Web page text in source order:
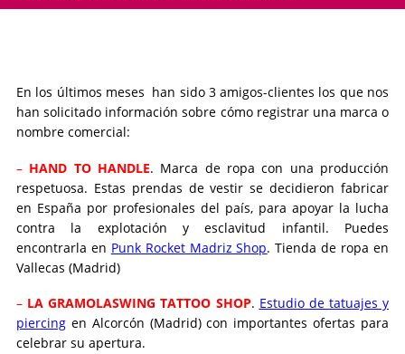
En los últimos meses han sido 3 amigos-clientes los que nos
han solicitado información sobre cómo registrar una marca o
nombre comercial:
– HAND TO HANDLE. Marca de ropa con una producción
respetuosa. Estas prendas de vestir se decidieron fabricar
en España por profesionales del país, para apoyar la lucha
contra la explotación y esclavitud infantil. Puedes
encontrarla en Punk Rocket Madriz Shop. Tienda de ropa en
Vallecas (Madrid)
– LA GRAMOLASWING TATTOO SHOP. Estudio de tatuajes y
piercing en Alcorcón (Madrid) con importantes ofertas para
celebrar su apertura.